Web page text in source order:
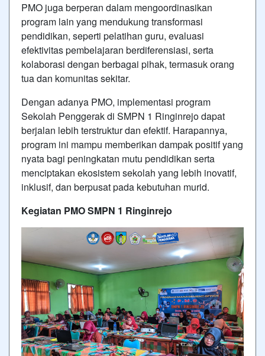
PMO juga berperan dalam mengoordinasikan
program lain yang mendukung transformasi
pendidikan, seperti pelatihan guru, evaluasi
efektivitas pembelajaran berdiferensiasi, serta
kolaborasi dengan berbagai pihak, termasuk orang
tua dan komunitas sekitar.
Dengan adanya PMO, implementasi program
Sekolah Penggerak di SMPN 1 Ringinrejo dapat
berjalan lebih terstruktur dan efektif. Harapannya,
program ini mampu memberikan dampak positif yang
nyata bagi peningkatan mutu pendidikan serta
menciptakan ekosistem sekolah yang lebih inovatif,
inklusif, dan berpusat pada kebutuhan murid.
Kegiatan PMO SMPN 1 Ringinrejo